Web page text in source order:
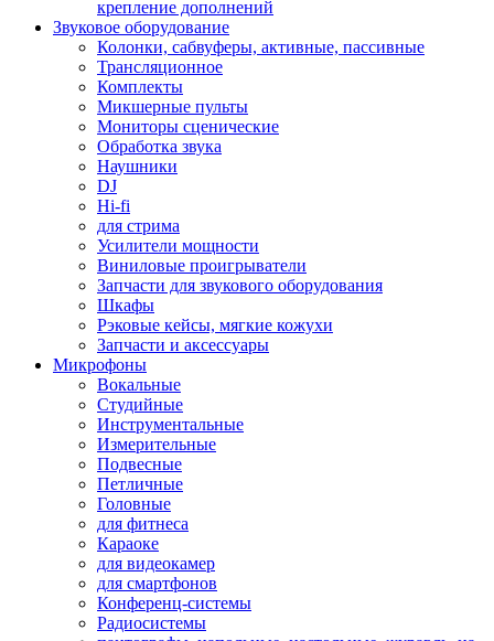
крепление дополнений
Звуковое оборудование
Колонки, сабвуферы, активные, пассивные
Трансляционное
Комплекты
Микшерные пульты
Мониторы сценические
Обработка звука
Наушники
DJ
Hi-fi
для стрима
Усилители мощности
Виниловые проигрыватели
Запчасти для звукового оборудования
Шкафы
Рэковые кейсы, мягкие кожухи
Запчасти и аксессуары
Микрофоны
Вокальные
Студийные
Инструментальные
Измерительные
Подвесные
Петличные
Головные
для фитнеса
Караоке
для видеокамер
для смартфонов
Конференц-системы
Радиосистемы